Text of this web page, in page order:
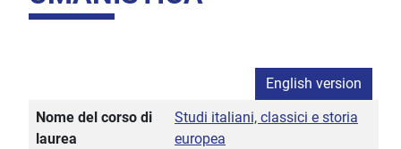
English version
Nome del corso di
laurea
Studi italiani, classici e storia
europea